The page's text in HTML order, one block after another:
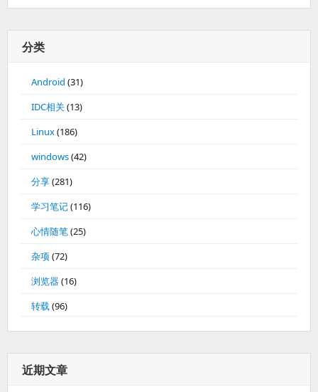
分类
Android (31)
IDC相关(13)
Linux(186)
windows(42)
分享(281)
学习笔记(116)
心情随笔(25)
杂项 (72)
浏览器(16)
转载(96)
近期文章